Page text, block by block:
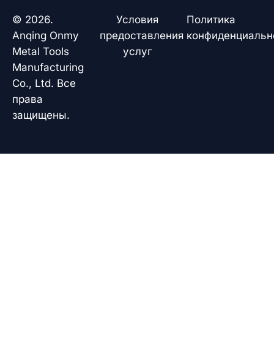
o
a
p
e
© 2026.
Anqing Onmy
Metal Tools
Manufacturing
Co., Ltd. Все
права
защищены.
Условия
предоставления
услуг
Политика